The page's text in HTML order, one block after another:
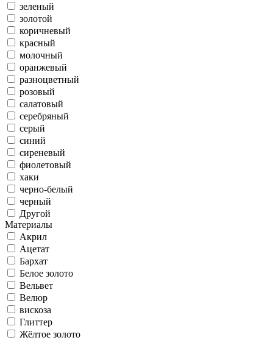
зеленый
золотой
коричневый
красный
молочный
оранжевый
разноцветный
розовый
салатовый
серебряный
серый
синий
сиреневый
фиолетовый
хаки
черно-белый
черный
Другой
Материалы
Акрил
Ацетат
Бархат
Белое золото
Вельвет
Велюр
вискоза
Глиттер
Жёлтое золото